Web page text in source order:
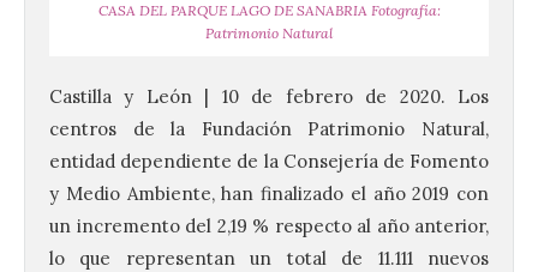
CASA DEL PARQUE LAGO DE SANABRIA Fotografía:
Patrimonio Natural
Castilla y León | 10 de febrero de 2020. Los
centros de la Fundación Patrimonio Natural,
entidad dependiente de la Consejería de Fomento
y Medio Ambiente, han finalizado el año 2019 con
un incremento del 2,19 % respecto al año anterior,
lo que representan un total de 11.111 nuevos